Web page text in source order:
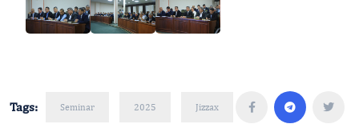
Tags: Seminar 2025 Jizzax